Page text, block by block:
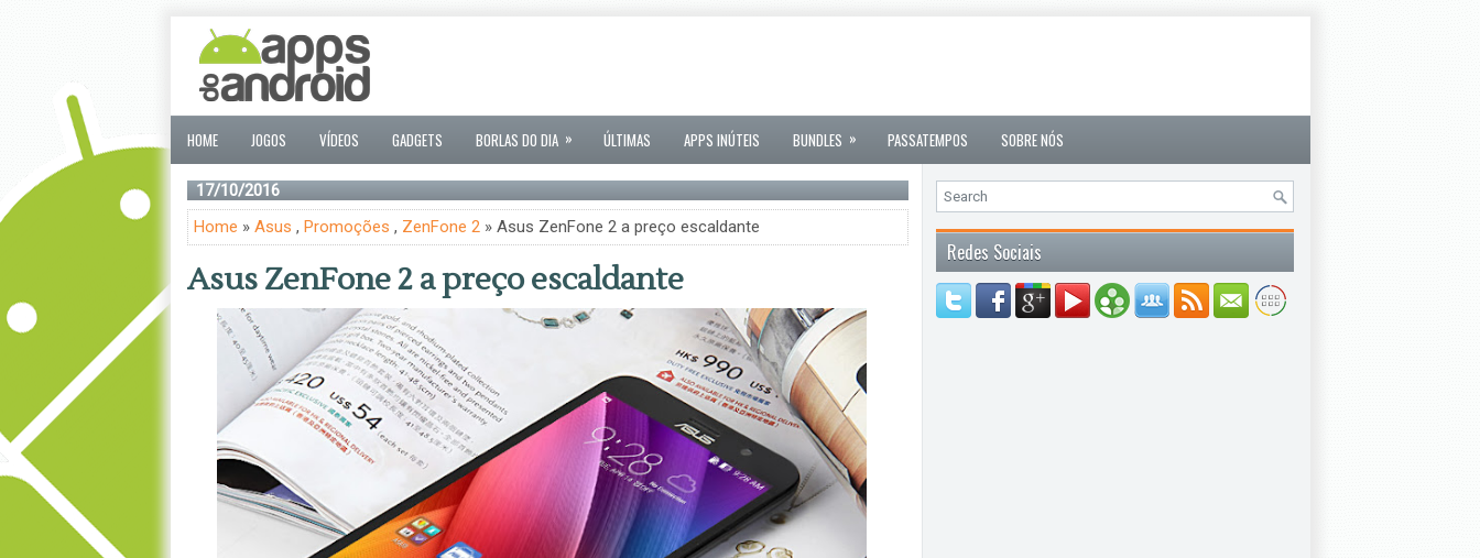
HOME JOGOS VÍDEOS GADGETS BORLAS DO DIA » ÚLTIMAS APPS INÚTEIS BUNDLES » PASSATEMPOS SOBRE NÓS
17/10/2016
Home » Asus , Promoções , ZenFone 2» Asus ZenFone 2 a preço escaldante
Asus ZenFone 2 a preço escaldante
Redes Sociais